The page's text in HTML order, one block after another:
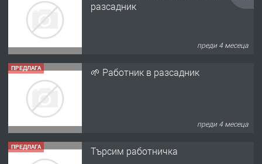
преди 4 месеца
ПРЕДЛАГА Търсим работничка
преди 11 месеца
ПРЕДЛАГА
Продава употребявани чисти и